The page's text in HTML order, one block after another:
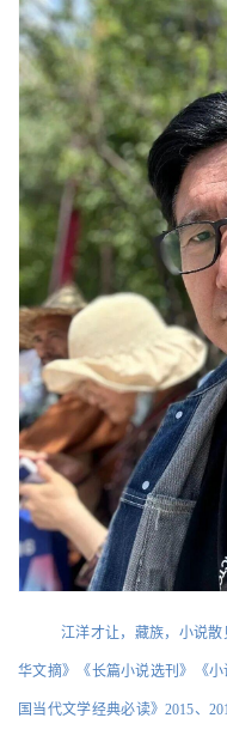
江洋才让，藏族，小说
华文摘》《长篇小说选刊》《
国当代文学经典必读》2015、